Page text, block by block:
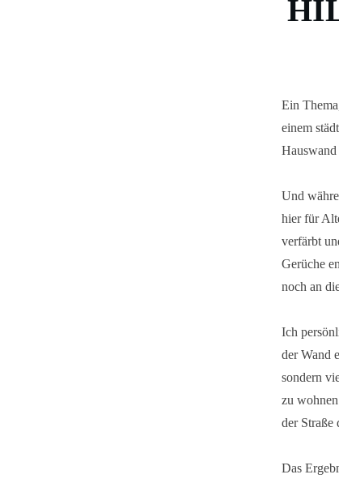
Ein
einem
Und
hier für
verfärbt
Gerüche
noch an
Ich
der Wand
sondern
zu
der Straße
Das